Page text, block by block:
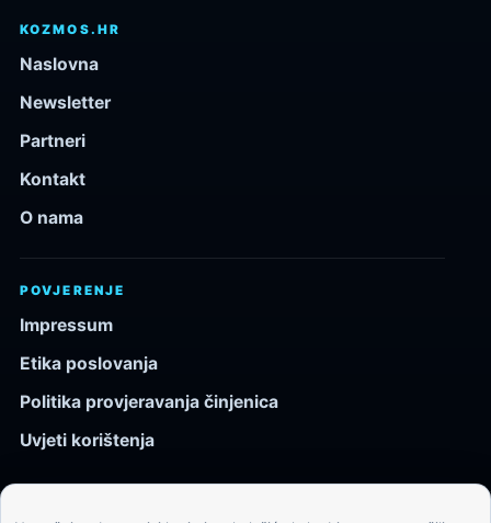
KOZMOS.HR
Naslovna
Newsletter
Partneri
Kontakt
O nama
POVJERENJE
Impressum
Etika poslovanja
Politika provjeravanja činjenica
Uvjeti korištenja